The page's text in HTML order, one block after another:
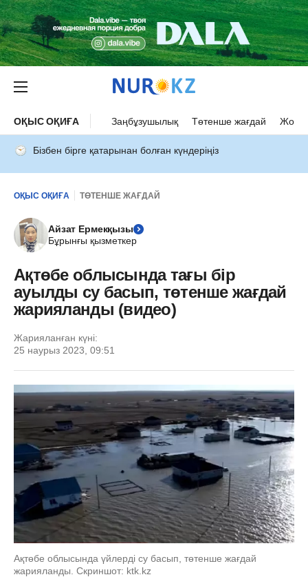
ОҚЫС ОҚИҒА Заңбұзушылық Төтенше жағдай Жол
Бізбен бірге қатарынан болған күндеріңіз
ОҚЫС ОҚИҒА ТӨТЕНШЕ ЖАҒДАЙ
Айзат Ермекқызы
Бұрынғы қызметкер
Ақтөбе облысында тағы бір
ауылды су басып, төтенше жағдай
жарияланды (видео)
Жарияланған күні:
25 наурыз 2023, 09:51
Ақтөбе облысында үйлерді су басып, төтенше жағдай
жарияланды. Скриншот: ktk.kz